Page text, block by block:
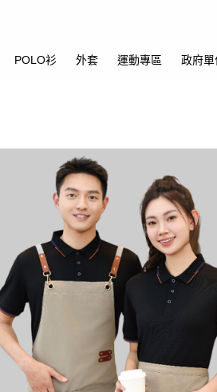
POLO衫 外套 運動專區 政府